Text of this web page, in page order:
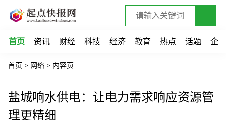
首页 资讯 财经 科技 经济 教育 热点 话题 企业
首页 > 网络 > 内容页
盐城响水供电：让电力需求响应资源管
理更精细